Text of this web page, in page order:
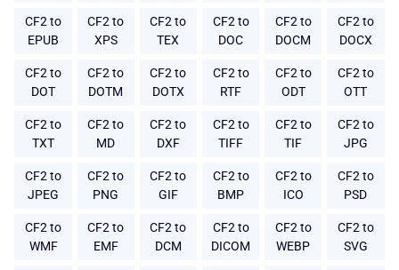
CF2 to
EPUB
CF2 to
XPS
CF2 to
TEX
CF2 to
DOC
CF2 to
DOCM
CF2 to
DOCX
CF2 to
DOT
CF2 to
DOTM
CF2 to
DOTX
CF2 to
RTF
CF2 to
ODT
CF2 to
OTT
CF2 to
TXT
CF2 to
MD
CF2 to
DXF
CF2 to
TIFF
CF2 to
TIF
CF2 to
JPG
CF2 to
JPEG
CF2 to
PNG
CF2 to
GIF
CF2 to
BMP
CF2 to
ICO
CF2 to
PSD
CF2 to
WMF
CF2 to
EMF
CF2 to
DCM
CF2 to
DICOM
CF2 to
WEBP
CF2 to
SVG